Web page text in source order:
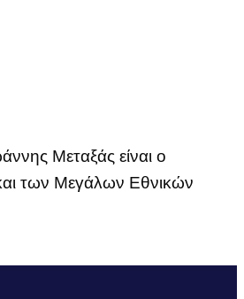
Μεταξάς είναι ο
των Μεγάλων Εθνικών